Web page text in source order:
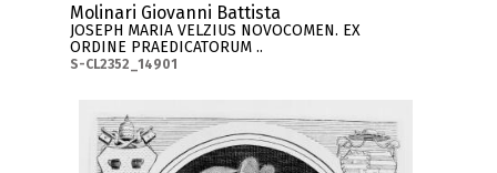
Molinari Giovanni Battista
JOSEPH MARIA VELZIUS NOVOCOMEN. EX
ORDINE PRAEDICATORUM ..
S-CL2352_14901